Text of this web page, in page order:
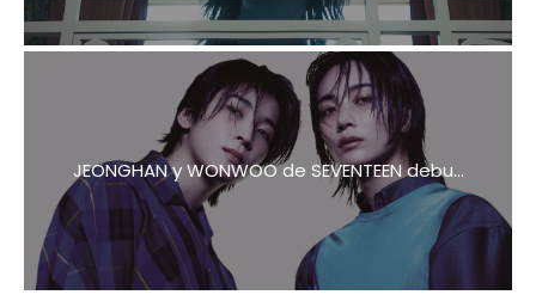
JEONGHAN y WONWOO de SEVENTEEN debu...